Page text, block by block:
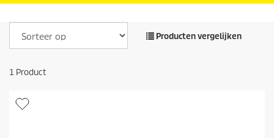
Producten vergelijken
1 Product